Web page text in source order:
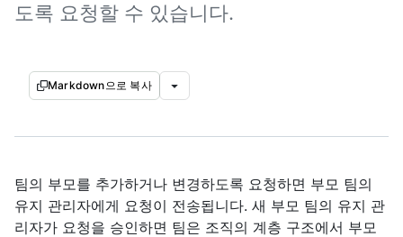
도록 요청할 수 있습니다.
Markdown으로 복사
팀의 부모를 추가하거나 변경하도록 요청하면 부모 팀의
유지 관리자에게 요청이 전송됩니다. 새 부모 팀의 유지 관
리자가 요청을 승인하면 팀은 조직의 계층 구조에서 부모